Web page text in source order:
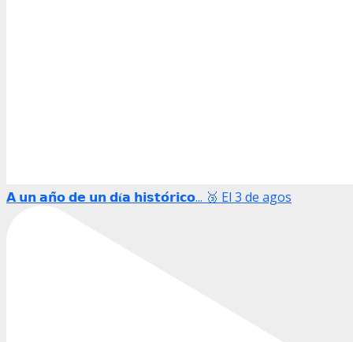
𝗔 𝘂𝗻 𝗮𝗻̃𝗼 𝗱𝗲 𝘂𝗻 𝗱𝛊́𝗮 𝗵𝗶𝘀𝘁𝗼́𝗿𝗶𝗰𝗼... 🥉 El 3 de agos